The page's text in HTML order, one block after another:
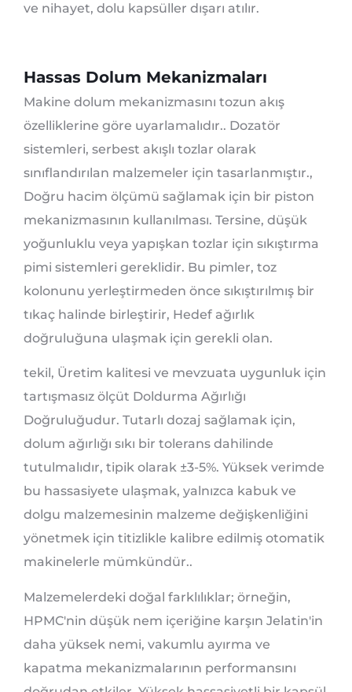
ve nihayet, dolu kapsüller dışarı atılır.
Hassas Dolum Mekanizmaları
Makine dolum mekanizmasını tozun akış
özelliklerine göre uyarlamalıdır.. Dozatör
sistemleri, serbest akışlı tozlar olarak
sınıflandırılan malzemeler için tasarlanmıştır.,
Doğru hacim ölçümü sağlamak için bir piston
mekanizmasının kullanılması. Tersine, düşük
yoğunluklu veya yapışkan tozlar için sıkıştırma
pimi sistemleri gereklidir. Bu pimler, toz
kolonunu yerleştirmeden önce sıkıştırılmış bir
tıkaç halinde birleştirir, Hedef ağırlık
doğruluğuna ulaşmak için gerekli olan.
tekil, Üretim kalitesi ve mevzuata uygunluk için
tartışmasız ölçüt Doldurma Ağırlığı
Doğruluğudur. Tutarlı dozaj sağlamak için,
dolum ağırlığı sıkı bir tolerans dahilinde
tutulmalıdır, tipik olarak ±3-5%. Yüksek verimde
bu hassasiyete ulaşmak, yalnızca kabuk ve
dolgu malzemesinin malzeme değişkenliğini
yönetmek için titizlikle kalibre edilmiş otomatik
makinelerle mümkündür..
Malzemelerdeki doğal farklılıklar; örneğin,
HPMC'nin düşük nem içeriğine karşın Jelatin'in
daha yüksek nemi, vakumlu ayırma ve
kapatma mekanizmalarının performansını